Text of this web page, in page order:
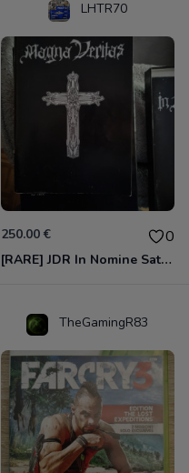
LHTR70
250.00 € 0
[RARE] JDR In Nomine Satanis / Magna Veritas – 1ère Édition BOÎTE (DOS BLANC, 1989) - CROC / Siroz
TheGamingR83